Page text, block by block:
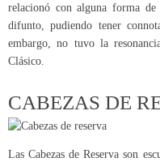
relacionó con alguna forma
difunto, pudiendo tener
embargo, no tuvo la
Clásico.
CABEZAS DE
Las Cabezas de Reserva son